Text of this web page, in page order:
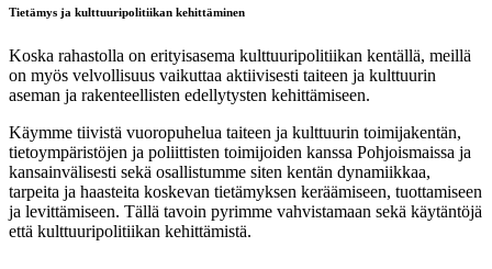
Tietämys ja kulttuuripolitiikan kehittäminen
Koska rahastolla on erityisasema kulttuuripolitiikan kentällä, meillä
on myös velvollisuus vaikuttaa aktiivisesti taiteen ja kulttuurin
aseman ja rakenteellisten edellytysten kehittämiseen.
Käymme tiivistä vuoropuhelua taiteen ja kulttuurin toimijakentän,
tietoympäristöjen ja poliittisten toimijoiden kanssa Pohjoismaissa ja
kansainvälisesti sekä osallistumme siten kentän dynamiikkaa,
tarpeita ja haasteita koskevan tietämyksen keräämiseen, tuottamiseen
ja levittämiseen. Tällä tavoin pyrimme vahvistamaan sekä käytäntöjä
että kulttuuripolitiikan kehittämistä.